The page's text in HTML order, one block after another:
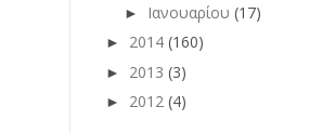
► Ιανουαρίου (17)
► 2014 (160)
► 2013 (3)
► 2012 (4)